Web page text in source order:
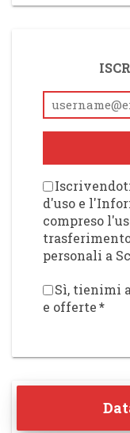
d'uso e
compreso
personali a
Sì, tienimi
e offerte*